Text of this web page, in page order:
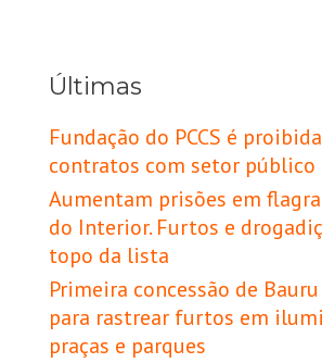
Últimas
Fundação do PCCS é
contratos com setor público
Aumentam prisões em
do Interior. Furtos e
topo da lista
Primeira concessão de
para rastrear furtos em
praças e parques